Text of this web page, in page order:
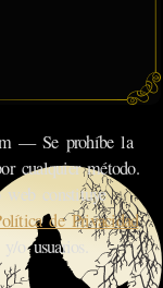
— Se prohíbe la
cualquier método.
constituye
de Privacidad
usuarios.